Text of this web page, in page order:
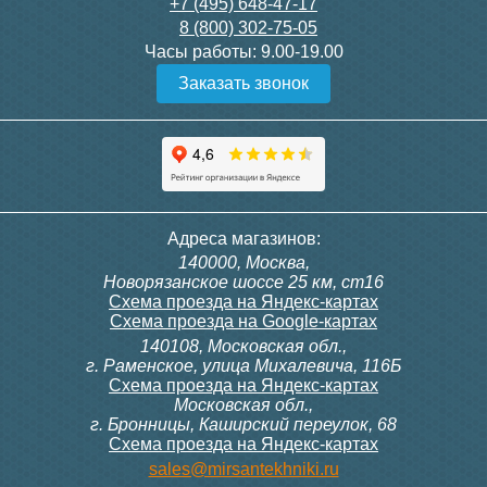
конвектора угловой itermic
5 150
конвектора прямой itermic
ITFS
5 150
33 040
Подробнее Подробнее
Конвектор ITTL.190.220.700
с решеткой SGL.700.220
19 583
Подробнее
Конвектор
ITTL.070.220.2700 с
решеткой SGL.2700.220
brown
44 743
Подробнее
8 (800) 302-75-05
Часы работы: 9.00-19.00
Заказать звонок
Адреса магазинов:
140000, Москва,
Новорязанское шоссе 25 км, ст16
Схема проезда на Яндекс-картах
Схема проезда на Google-картах
140108, Московская обл.,
г. Раменское, улица Михалевича, 116Б
Схема проезда на Яндекс-картах
Московская обл.,
г. Бронницы, Каширский переулок, 68
Схема проезда на Яндекс-картах
sales@mirsantekhniki.ru